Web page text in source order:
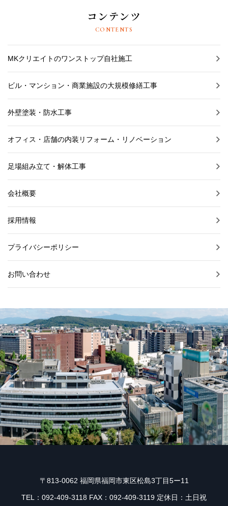
コンテンツ
CONTENTS
MKクリエイトのワンストップ自社施工
ビル・マンション・商業施設の大規模修繕工事
外壁塗装・防水工事
オフィス・店舗の内装リフォーム・リノベーション
足場組み立て・解体工事
会社概要
採用情報
プライバシーポリシー
お問い合わせ
〒813-0062 福岡県福岡市東区松島3丁目5ー11
TEL：092-409-3118 FAX：092-409-3119 定休日：土日祝